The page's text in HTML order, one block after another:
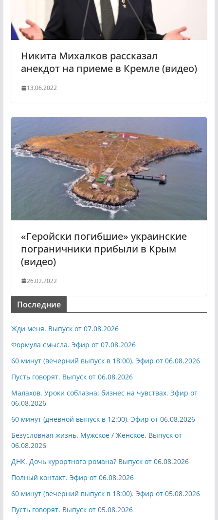
Никита Михалков рассказал
анекдот на приеме в Кремле (видео)
13.06.2022
«Геройски погибшие» украинские
пограничники прибыли в Крым
(видео)
26.02.2022
Последние
Жди меня. Выпуск от 07.08.2026
Формула смысла. Эфир от 07.08.2026
60 минут (вечерний выпуск в 18:00). Эфир от 06.08.2026
Пусть говорят. Выпуск от 06.08.2026
Малахов. Уроки соблазна: бизнес на чувствах. Эфир от
06.08.2026
60 минут (дневной выпуск в 12:00). Эфир от 06.08.2026
Безусловная жизнь. Мужское / Женское. Выпуск от
06.08.2026
ДНК. Дочь курортного романа? Выпуск от 06.08.2026
Полный контакт. Эфир от 06.08.2026
60 минут (вечерний выпуск в 18:00). Эфир от 05.08.2026
Пусть говорят. Выпуск от 05.08.2026